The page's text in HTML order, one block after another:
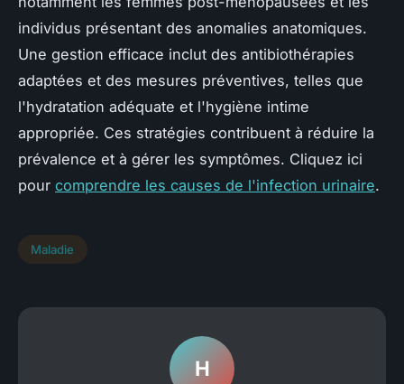
individus présentant des anomalies anatomiques.
Une gestion efficace inclut des antibiothérapies
adaptées et des mesures préventives, telles que
l'hydratation adéquate et l'hygiène intime
appropriée. Ces stratégies contribuent à réduire la
prévalence et à gérer les symptômes. Cliquez ici
pour comprendre les causes de l'infection urinaire.
Maladie
H